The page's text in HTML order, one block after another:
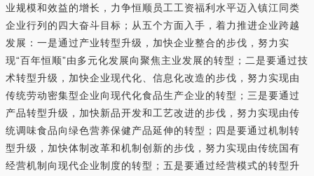
业规模和效益的增长，力争恒顺员工工资福利水平迈入镇江同类
企业行列的四大奋斗目标；从五个方面入手，着力推进企业跨越
发展：一是通过产业转型升级，加快企业整合的步伐，努力实
现“百年恒顺”由多元化发展向聚焦主业发展的转型；二是要通过技
术转型升级，加快企业现代化、信息化改造的步伐，努力实现由
传统劳动密集型企业向现代化食品生产企业的转型；三是要通过
产品转型升级，加快新品开发和工艺改进的步伐，努力实现由传
统调味食品向绿色营养保健产品延伸的转型；四是要通过机制转
型升级，加快体制改革和机制创新的步伐，努力实现由传统国有
经营机制向现代企业制度的转型；五是要通过经营模式的转型升